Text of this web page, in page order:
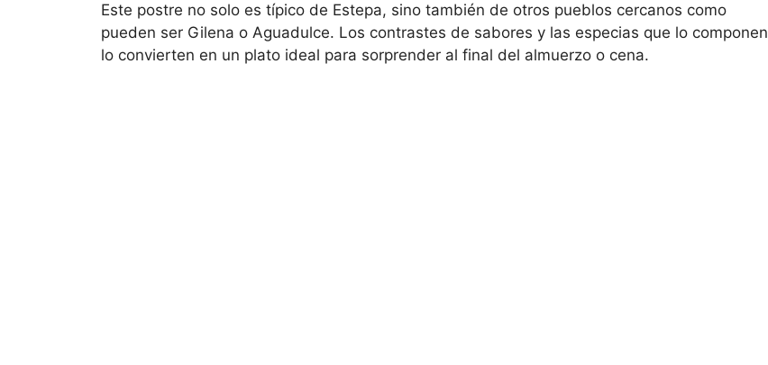
Este postre no solo es típico de Estepa, sino también de otros pueblos cercanos como
pueden ser Gilena o Aguadulce. Los contrastes de sabores y las especias que lo componen
lo convierten en un plato ideal para sorprender al final del almuerzo o cena.